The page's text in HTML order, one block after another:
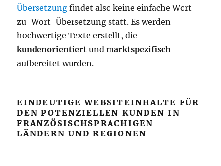
Übersetzung findet also keine einfache Wort-
zu-Wort-Übersetzung statt. Es werden
hochwertige Texte erstellt, die
kundenorientiert undmarktspezifisch
aufbereitet wurden.
EINDEUTIGE WEBSITEINHALTE FÜR
DEN POTENZIELLEN KUNDEN IN
FRANZÖSISCHSPRACHIGEN
LÄNDERN UND REGIONEN